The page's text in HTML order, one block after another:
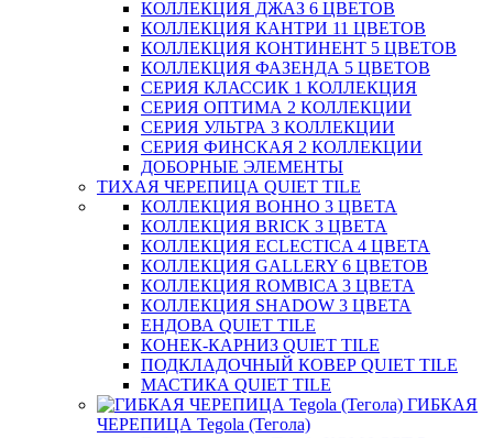
КОЛЛЕКЦИЯ ДЖАЗ 6 ЦВЕТОВ
КОЛЛЕКЦИЯ КАНТРИ 11 ЦВЕТОВ
КОЛЛЕКЦИЯ КОНТИНЕНТ 5 ЦВЕТОВ
КОЛЛЕКЦИЯ ФАЗЕНДА 5 ЦВЕТОВ
СЕРИЯ КЛАССИК 1 КОЛЛЕКЦИЯ
СЕРИЯ ОПТИМА 2 КОЛЛЕКЦИИ
СЕРИЯ УЛЬТРА 3 КОЛЛЕКЦИИ
СЕРИЯ ФИНСКАЯ 2 КОЛЛЕКЦИИ
ДОБОРНЫЕ ЭЛЕМЕНТЫ
ТИХАЯ ЧЕРЕПИЦА QUIET TILE
КОЛЛЕКЦИЯ BOHHO 3 ЦВЕТА
КОЛЛЕКЦИЯ BRICK 3 ЦВЕТА
КОЛЛЕКЦИЯ ECLECTICA 4 ЦВЕТА
КОЛЛЕКЦИЯ GALLERY 6 ЦВЕТОВ
КОЛЛЕКЦИЯ ROMBICA 3 ЦВЕТА
КОЛЛЕКЦИЯ SHADOW 3 ЦВЕТА
ЕНДОВА QUIET TILE
КОНЕК-КАРНИЗ QUIET TILE
ПОДКЛАДОЧНЫЙ КОВЕР QUIET TILE
МАСТИКА QUIET TILE
ГИБКАЯ
ЧЕРЕПИЦА Tegola (Тегола)